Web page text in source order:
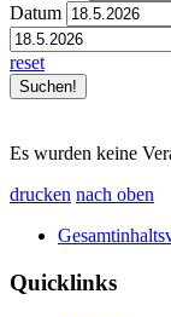
Datum
reset
Es wurden keine
drucken nach oben
Quicklinks